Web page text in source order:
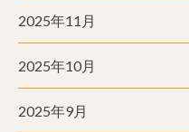
2025年11月
2025年10月
2025年9月